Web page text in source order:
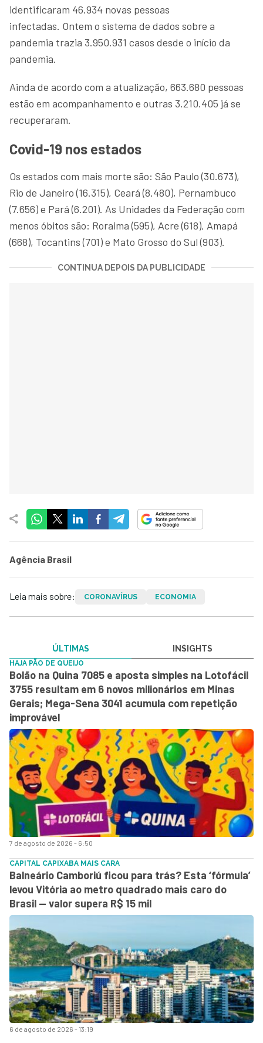
identificaram 46.934 novas pessoas
infectadas. Ontem o sistema de dados sobre a
pandemia trazia 3.950.931 casos desde o início da
pandemia.
Ainda de acordo com a atualização, 663.680 pessoas
estão em acompanhamento e outras 3.210.405 já se
recuperaram.
Covid-19 nos estados
Os estados com mais morte são: São Paulo (30.673),
Rio de Janeiro (16.315), Ceará (8.480), Pernambuco
(7.656) e Pará (6.201). As Unidades da Federação com
menos óbitos são: Roraima (595), Acre (618), Amapá
(668), Tocantins (701) e Mato Grosso do Sul (903).
CONTINUA DEPOIS DA PUBLICIDADE
Agência Brasil
Leia mais sobre: CORONAVÍRUS ECONOMIA
ÚLTIMAS IN$IGHTS
7 de agosto de 2026 - 6:50
HAJA PÃO DE QUEIJO
Bolão na Quina 7085 e aposta simples na Lotofácil
3755 resultam em 6 novos milionários em Minas
Gerais; Mega-Sena 3041 acumula com repetição
improvável
6 de agosto de 2026 - 13:19
CAPITAL CAPIXABA MAIS CARA
Balneário Camboriú ficou para trás? Esta ‘fórmula’
levou Vitória ao metro quadrado mais caro do
Brasil — valor supera R$ 15 mil